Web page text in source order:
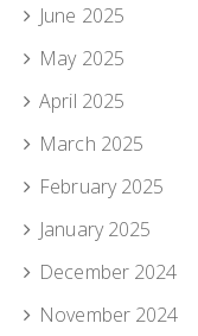
June 2025
May 2025
April 2025
March 2025
February 2025
January 2025
December 2024
November 2024